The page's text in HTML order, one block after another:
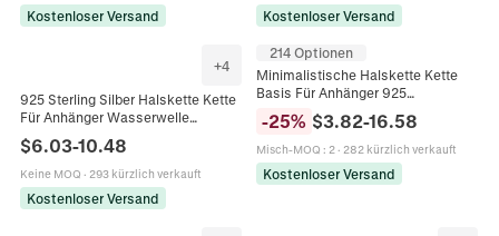
Kostenloser Versand Kostenloser Versand
+4
925 Sterling Silber Halskette Kette
Für Anhänger Wasserwelle
Schlange Weizenstil Ankerkette
Seilstil Italien Stempel
$6.03-10.48
Keine MOQ · 293 kürzlich verkauft
Kostenloser Versand
214 Optionen
Minimalistische Halskette Kette
Basis Für Anhänger 925
Sterlingsilber Fein Zierlich Box
Schlange O-Kette Einstellbar
-25% $3.82-16.58
Misch-MOQ : 2· 282 kürzlich verkauft
Kostenloser Versand